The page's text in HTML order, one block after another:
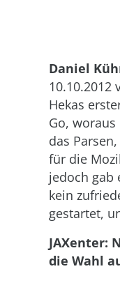
Daniel
10.10.2012
Hekas
Go,
das
für die
jedoch gab
kein
gestartet,
JAXenter:
die Wahl